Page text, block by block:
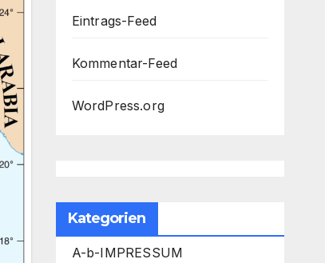
Eintrags-Feed
Kommentar-Feed
WordPress.org
Kategorien
A-b-IMPRESSUM